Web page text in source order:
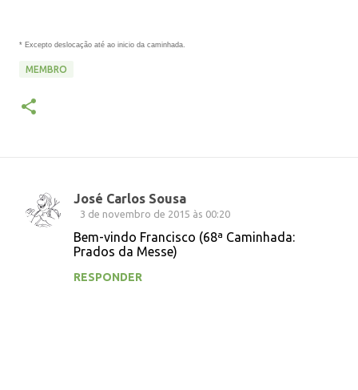
* Excepto deslocação até ao inicio da caminhada.
MEMBRO
C
José Carlos Sousa
3 de novembro de 2015 às 00:20
Bem-vindo Francisco (68ª Caminhada:
Prados da Messe)
RESPONDER